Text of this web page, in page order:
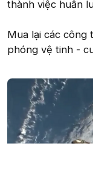
thành việc huấn
Mua lại các công
phóng vệ tinh -